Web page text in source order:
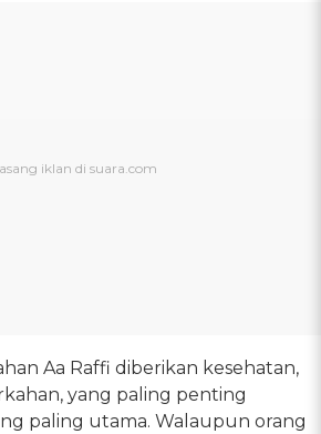
Aa Raffi diberikan kesehatan,
yang paling penting
paling utama. Walaupun orang